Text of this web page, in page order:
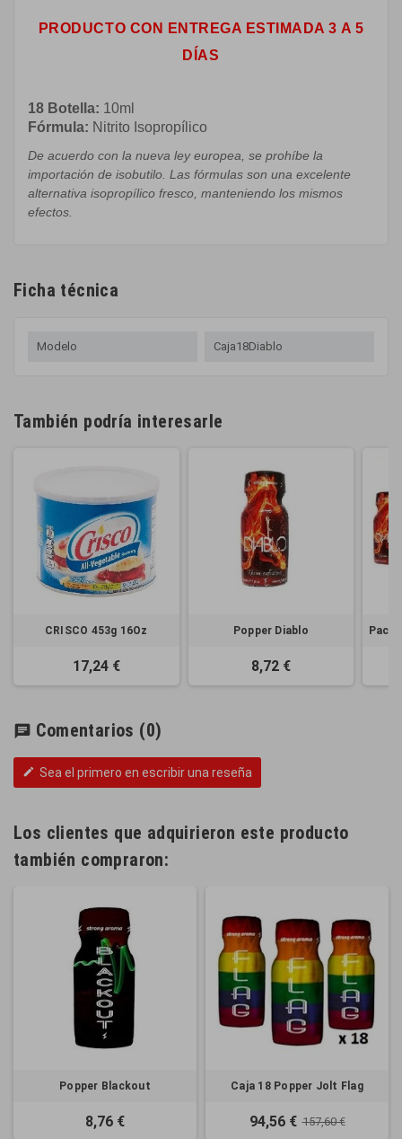
PRODUCTO CON ENTREGA ESTIMADA 3 A 5
DÍAS
18 Botella: 10ml
Fórmula: Nitrito Isopropílico
De acuerdo con la nueva ley europea se prohíbe la
importación de isobutilo Las fórmulas son una excelente
alternativa isopropílico fresco , manteniendo los mismos
efectos.
Ficha técnica
Modelo Caja18Diablo
También podría interesarle
CRISCO 453g 16Oz
17,24 €
Popper Diablo
8,72 €
Pack
chat Comentarios (0)
edit Sea el primero en escribir una reseña
Los clientes que adquirieron este producto
también compraron:
Popper Blackout
8,76 €
Caja 18 Popper Jolt Flag
94,56 € 157,60 €